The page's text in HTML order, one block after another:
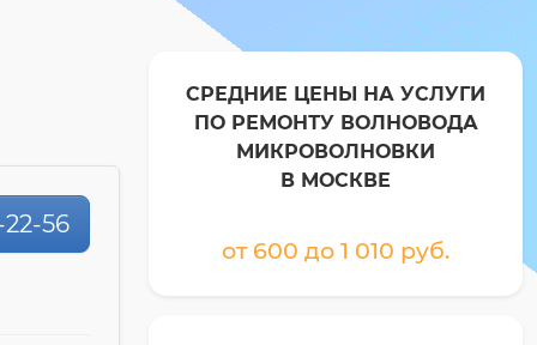
22-56
СРЕДНИЕ ЦЕНЫ НА УСЛУГИ
ПО РЕМОНТУ ВОЛНОВОДА
МИКРОВОЛНОВКИ
В МОСКВЕ
от 600 до 1 010 pyб.